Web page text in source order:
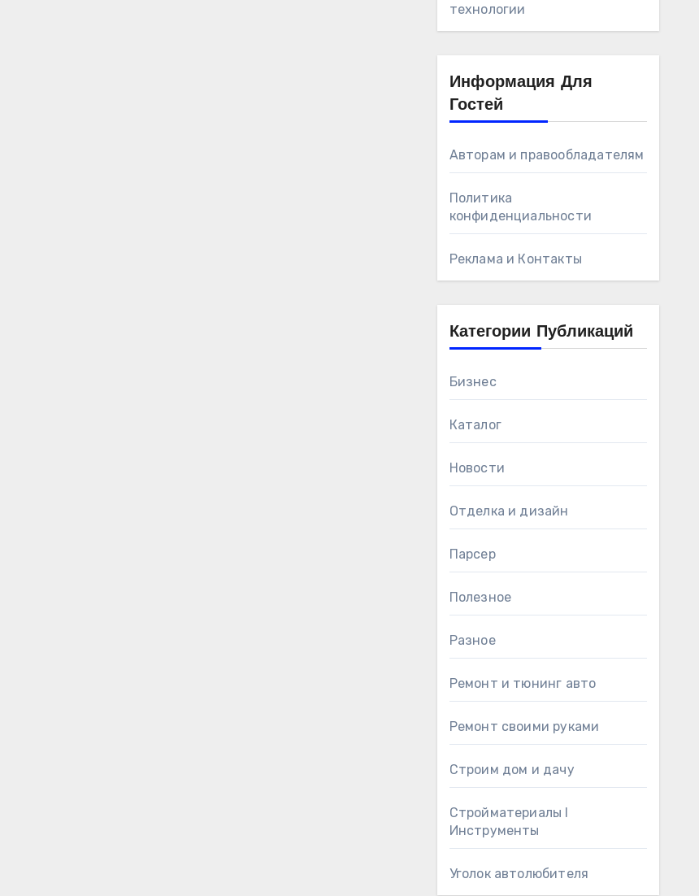
технологии
Информация Для
Гостей
Авторам и правообладателям
Политика
конфиденциальности
Реклама и Контакты
Категории Публикаций
Бизнес
Каталог
Новости
Отделка и дизайн
Парсер
Полезное
Разное
Ремонт и тюнинг авто
Ремонт своими руками
Строим дом и дачу
Стройматериалы l
Инструменты
Уголок автолюбителя